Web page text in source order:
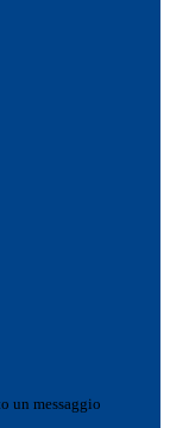
un messaggio